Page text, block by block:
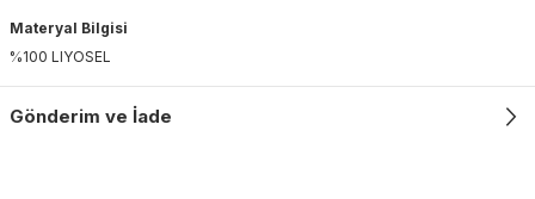
Materyal Bilgisi
%100 LIYOSEL
Gönderim ve İade